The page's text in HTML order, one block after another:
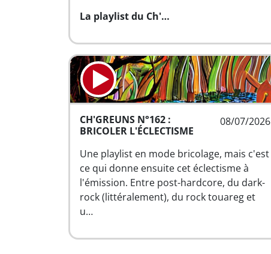
La playlist du Ch'…
08/07/2026
CH'GREUNS N°162 :
BRICOLER L'ÉCLECTISME
Une playlist en mode bricolage, mais c'est
ce qui donne ensuite cet éclectisme à
l'émission. Entre post-hardcore, du dark-
rock (littéralement), du rock touareg et
u…